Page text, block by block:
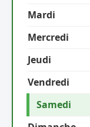
Mardi
Mercredi
Jeudi
Vendredi
Samedi